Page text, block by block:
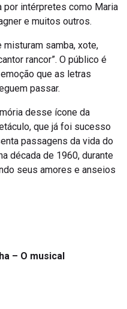
por intérpretes como Maria
e muitos outros.
samba, xote,
rancor”. O público é
que as letras
passar.
desse ícone da
que já foi sucesso
passagens da vida do
década de 1960, durante
seus amores e anseios
– O musical